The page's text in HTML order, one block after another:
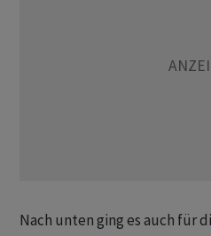
Nach unten ging es auch für